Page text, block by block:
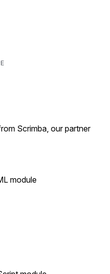
Scrimba, our partner
module